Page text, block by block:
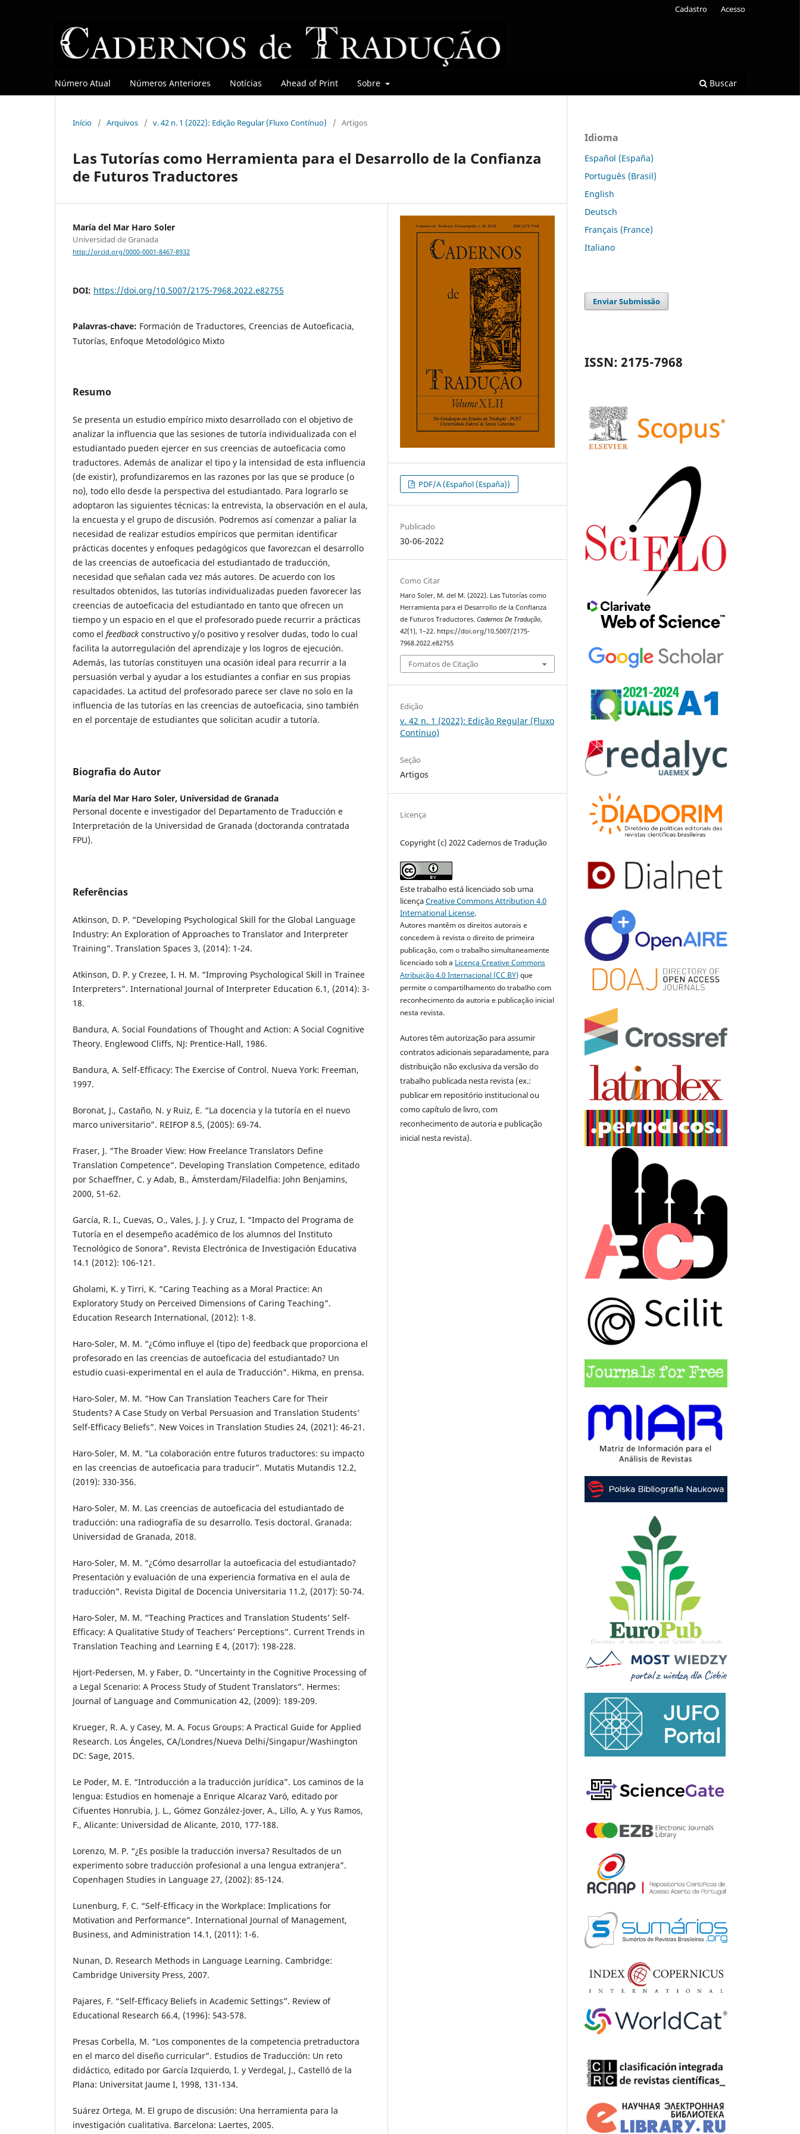
Número Atual Números Anteriores Notícias Ahead of Print Sobre Buscar
Cadastro Acesso
Início / Arquivos / v. 42 n. 1 (2022): Edição Regular (Fluxo Contínuo) / Artigos
Las Tutorías como Herramienta para el Desarrollo de la Confianza
de Futuros Traductores
María del Mar Haro Soler
Universidad de Granada
http://orcid.org/0000-0001-8467-8932
DOI: https://doi.org/10.5007/2175-7968.2022.e82755
Palavras-chave: Formación de Traductores, Creencias de Autoeficacia,
Tutorías, Enfoque Metodológico Mixto
Resumo
Se presenta un estudio empírico mixto desarrollado con el objetivo de
analizar la influencia que las sesiones de tutoría individualizada con el
estudiantado pueden ejercer en sus creencias de autoeficacia como
traductores. Además de analizar el tipo y la intensidad de esta influencia
(de existir), profundizaremos en las razones por las que se produce (o
no), todo ello desde la perspectiva del estudiantado. Para lograrlo se
adoptaron las siguientes técnicas: la entrevista, la observación en el aula,
la encuesta y el grupo de discusión. Podremos así comenzar a paliar la
necesidad de realizar estudios empíricos que permitan identificar
prácticas docentes y enfoques pedagógicos que favorezcan el desarrollo
de las creencias de autoeficacia del estudiantado de traducción,
necesidad que señalan cada vez más autores. De acuerdo con los
resultados obtenidos, las tutorías individualizadas pueden favorecer las
creencias de autoeficacia del estudiantado en tanto que ofrecen un
tiempo y un espacio en el que el profesorado puede recurrir a prácticas
como el feedback constructivo y/o positivo y resolver dudas, todo lo cual
facilita la autorregulación del aprendizaje y los logros de ejecución.
Además, las tutorías constituyen una ocasión ideal para recurrir a la
persuasión verbal y ayudar a los estudiantes a confiar en sus propias
capacidades. La actitud del profesorado parece ser clave no solo en la
influencia de las tutorías en las creencias de autoeficacia, sino también
en el porcentaje de estudiantes que solicitan acudir a tutoría.
Biografia do Autor
María del Mar Haro Soler, Universidad de Granada
Personal docente e investigador del Departamento de Traducción e
Interpretación de la Universidad de Granada (doctoranda contratada
FPU).
Referências
Atkinson, D. P. “Developing Psychological Skill for the Global Language
Industry: An Exploration of Approaches to Translator and Interpreter
Training”. Translation Spaces 3, (2014): 1-24.
Atkinson, D. P. y Crezee, I. H. M. “Improving Psychological Skill in Trainee
Interpreters”. International Journal of Interpreter Education 6.1, (2014): 3-
18.
Bandura, A. Social Foundations of Thought and Action: A Social Cognitive
Theory. Englewood Cliffs, NJ: Prentice-Hall, 1986.
Bandura, A. Self-Efficacy: The Exercise of Control. Nueva York: Freeman,
1997.
Boronat, J., Castaño, N. y Ruiz, E. “La docencia y la tutoría en el nuevo
marco universitario”. REIFOP 8.5, (2005): 69-74.
Fraser, J. “The Broader View: How Freelance Translators Define
Translation Competence”. Developing Translation Competence, editado
por Schaeffner, C. y Adab, B., Ámsterdam/Filadelfia: John Benjamins,
2000, 51-62.
García, R. I., Cuevas, O., Vales, J. J. y Cruz, I. “Impacto del Programa de
Tutoría en el desempeño académico de los alumnos del Instituto
Tecnológico de Sonora”. Revista Electrónica de Investigación Educativa
14.1 (2012): 106-121.
Gholami, K. y Tirri, K. “Caring Teaching as a Moral Practice: An
Exploratory Study on Perceived Dimensions of Caring Teaching”.
Education Research International, (2012): 1-8.
Haro-Soler, M. M. “¿Cómo influye el (tipo de) feedback que proporciona el
profesorado en las creencias de autoeficacia del estudiantado? Un
estudio cuasi-experimental en el aula de Traducción”. Hikma, en prensa.
Haro-Soler, M. M. “How Can Translation Teachers Care for Their
Students? A Case Study on Verbal Persuasion and Translation Students’
Self-Efficacy Beliefs”. New Voices in Translation Studies 24, (2021): 46-21.
Haro-Soler, M. M. “La colaboración entre futuros traductores: su impacto
en las creencias de autoeficacia para traducir”. Mutatis Mutandis 12.2,
(2019): 330-356.
Haro-Soler, M. M. Las creencias de autoeficacia del estudiantado de
traducción: una radiografía de su desarrollo. Tesis doctoral. Granada:
Universidad de Granada, 2018.
Haro-Soler, M. M. “¿Cómo desarrollar la autoeficacia del estudiantado?
Presentación y evaluación de una experiencia formativa en el aula de
traducción”. Revista Digital de Docencia Universitaria 11.2, (2017): 50-74.
Haro-Soler, M. M. “Teaching Practices and Translation Students’ Self-
Efficacy: A Qualitative Study of Teachers’ Perceptions”. Current Trends in
Translation Teaching and Learning E 4, (2017): 198-228.
Hjort-Pedersen, M. y Faber, D. “Uncertainty in the Cognitive Processing of
a Legal Scenario: A Process Study of Student Translators”. Hermes:
Journal of Language and Communication 42, (2009): 189-209.
Krueger, R. A. y Casey, M. A. Focus Groups: A Practical Guide for Applied
Research. Los Ángeles, CA/Londres/Nueva Delhi/Singapur/Washington
DC: Sage, 2015.
Le Poder, M. E. “Introducción a la traducción jurídica”. Los caminos de la
lengua: Estudios en homenaje a Enrique Alcaraz Varó, editado por
Cifuentes Honrubia, J. L., Gómez González-Jover, A., Lillo, A. y Yus Ramos,
F., Alicante: Universidad de Alicante, 2010, 177-188.
Lorenzo, M. P. “¿Es posible la traducción inversa? Resultados de un
experimento sobre traducción profesional a una lengua extranjera”.
Copenhagen Studies in Language 27, (2002): 85-124.
Lunenburg, F. C. “Self-Efficacy in the Workplace: Implications for
Motivation and Performance”. International Journal of Management,
Business, and Administration 14.1, (2011): 1-6.
Nunan, D. Research Methods in Language Learning. Cambridge:
Cambridge University Press, 2007.
Pajares, F. “Self-Efficacy Beliefs in Academic Settings”. Review of
Educational Research 66.4, (1996): 543-578.
Presas Corbella, M. “Los componentes de la competencia pretraductora
en el marco del diseño curricular”. Estudios de Traducción: Un reto
didáctico, editado por García Izquierdo, I. y Verdegal, J., Castelló de la
Plana: Universitat Jaume I, 1998, 131-134.
Suárez Ortega, M. El grupo de discusión: Una herramienta para la
investigación cualitativa. Barcelona: Laertes, 2005.
PDF/A (Español (España))
Publicado
30-06-2022
Como Citar
Haro Soler, M. del M. (2022). Las Tutorías como
Herramienta para el Desarrollo de la Confianza
de Futuros Traductores.Cadernos De Tradução,
42(1), 1–22. https://doi.org/10.5007/2175-
7968.2022.e82755
Fomatos de Citação
Edição
v. 42 n. 1 (2022): Edição Regular (Fluxo
Contínuo)
Seção
Artigos
Licença
Copyright (c) 2022 Cadernos de Tradução
Este trabalho está licenciado sob uma
licençaCreative Commons Attribution 4.0
International License.
Autores mantêm os direitos autorais e
concedem à revista o direito de primeira
publicação, com o trabalho simultaneamente
licenciado sob a Licença Creative Commons
Atribuição 4.0 Internacional (CC BY)que
permite o compartilhamento do trabalho com
reconhecimento da autoria e publicação inicial
nesta revista.
Autores têm autorização para assumir
contratos adicionais separadamente, para
distribuição não exclusiva da versão do
trabalho publicada nesta revista (ex.:
publicar em repositório institucional ou
como capítulo de livro, com
reconhecimento de autoria e publicação
inicial nesta revista).
Idioma
Español (España)
Português (Brasil)
English
Deutsch
Français (France)
Italiano
Enviar Submissão
ISSN: 2175-7968